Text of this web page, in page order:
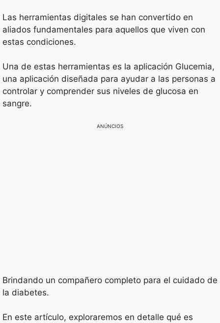
Las herramientas digitales se han convertido en
aliados fundamentales para aquellos que viven con
estas condiciones.
Una de estas herramientas es la aplicación Glucemia,
una aplicación diseñada para ayudar a las personas a
controlar y comprender sus niveles de glucosa en
sangre.
ANÚNCIOS
Brindando un compañero completo para el cuidado de
la diabetes.
En este artículo, exploraremos en detalle qué es